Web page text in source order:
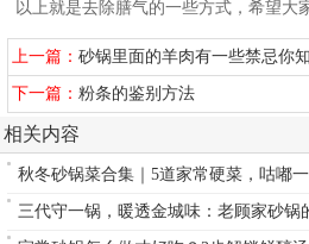
以上就是去除膳气的一些方式，希望大
上一篇：砂锅里面的羊肉有一些禁忌你
下一篇：粉条的鉴别方法
相关内容
秋冬砂锅菜合集｜5道家常硬菜，咕嘟
三代守一锅，暖透金城味：老顾家砂锅